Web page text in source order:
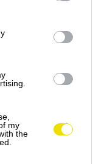
third-party tags to
in below Google
my
the
so soľou,
sporáka pečte
pacále potrite